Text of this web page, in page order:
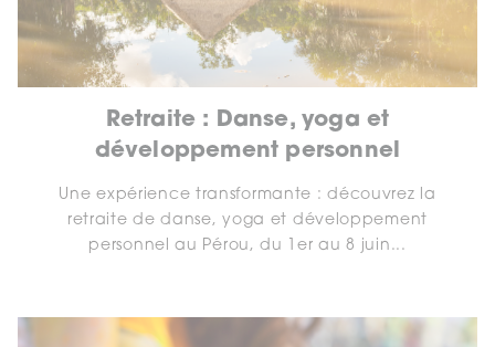
Retraite : Danse, yoga et
développement personnel
Une expérience transformante : découvrez la
retraite de danse, yoga et développement
personnel au Pérou, du 1er au 8 juin...